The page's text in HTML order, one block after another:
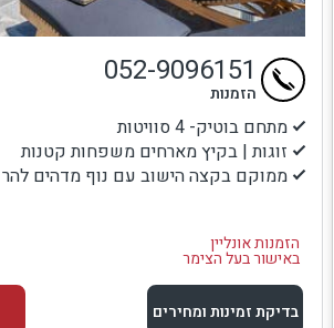
מתחם בוטיק- 4 סוויטות
זוגות | בקיץ מארחים משפחות קטנות
ממוקם בקצה הישוב עם נוף מדהים להר
הזמנות אונליין
באישור בעל הצימר
052-9096151
הזמנות
בדיקת זמינות ומחירים